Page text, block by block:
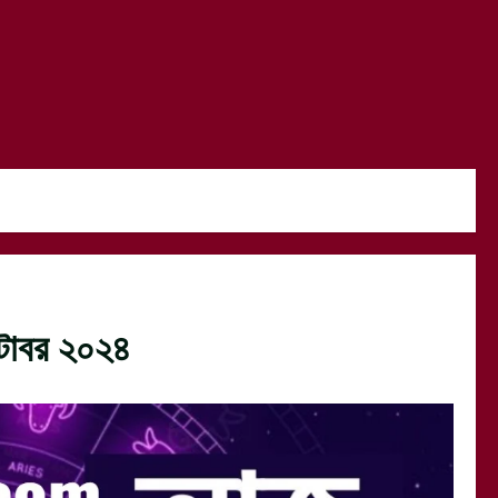
২০২৪